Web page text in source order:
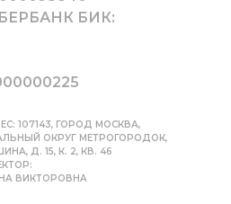
БИК:
107143, ГОРОД МОСКВА,
ОКРУГ МЕТРОГОРОДОК,
Д. 15, К. 2, КВ. 46
ВИКТОРОВНА